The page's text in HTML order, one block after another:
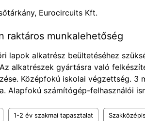
Eurocircuits Kft.
raktáros munkalehetőség
lapok alkatrész beültetéséhez
alkatrészek gyártásra való
Középfokú iskolai végzettség. 3
Alapfokú számítógép-felhasználói
1-2 év szakmai tapasztalat